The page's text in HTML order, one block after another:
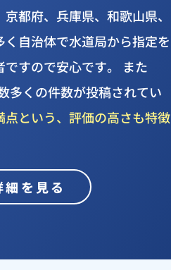
都府、兵庫県、和歌山県、
自治体で水道局から指定を
すので安心です。 また
多くの件数が投稿されてい
点という、評価の高さも特徴
細を見る